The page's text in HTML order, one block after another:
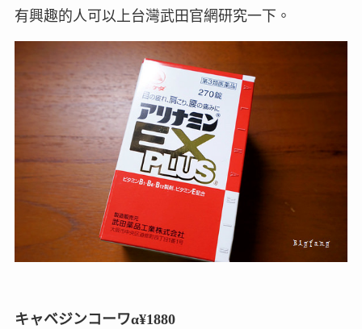
有興趣的人可以上台灣武田官網研究一下。
キャベジンコーワα¥1880